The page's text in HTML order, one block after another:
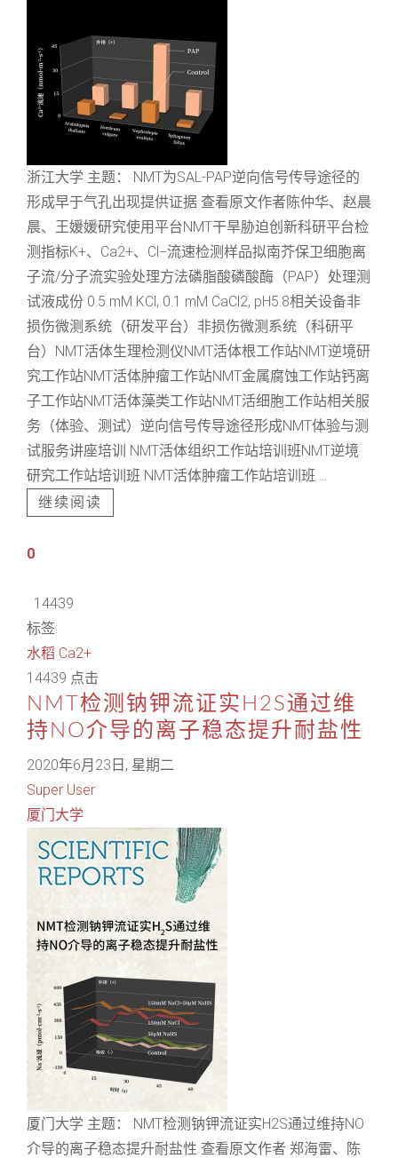
浙江大学 主题： NMT为SAL-PAP逆向信号传导途径的
形成早于气孔出现提供证据 查看原文作者陈仲华、赵晨
晨、王媛媛研究使用平台NMT干旱胁迫创新科研平台检
测指标K+、Ca2+、Cl−流速检测样品拟南芥保卫细胞离
子流/分子流实验处理方法磷脂酸磷酸酶（PAP）处理测
试液成份 0.5 mM KCl, 0.1 mM CaCl2, pH5.8相关设备非
损伤微测系统（研发平台）非损伤微测系统（科研平
台）NMT活体生理检测仪NMT活体根工作站NMT逆境研
究工作站NMT活体肿瘤工作站NMT金属腐蚀工作站钙离
子工作站NMT活体藻类工作站NMT活细胞工作站相关服
务（体验、测试）逆向信号传导途径形成NMT体验与测
试服务讲座培训 NMT活体组织工作站培训班NMT逆境
研究工作站培训班 NMT活体肿瘤工作站培训班 ...
继续阅读
0
14439
标签:
水稻 Ca2+
14439 点击
NMT检测钠钾流证实H2S通过维
持NO介导的离子稳态提升耐盐性
2020年6月23日, 星期二
Super User
厦门大学
厦门大学 主题： NMT检测钠钾流证实H2S通过维持NO
介导的离子稳态提升耐盐性 查看原文作者 郑海雷、陈